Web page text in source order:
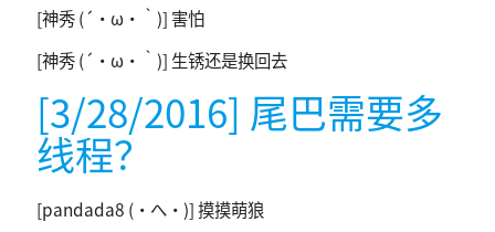
[神秀 (´・ω・｀)] 害怕
[神秀 (´・ω・｀)] 生锈还是换回去
[3/28/2016] 尾巴需要多
线程？
[pandada8 (・へ・)] 摸摸萌狼